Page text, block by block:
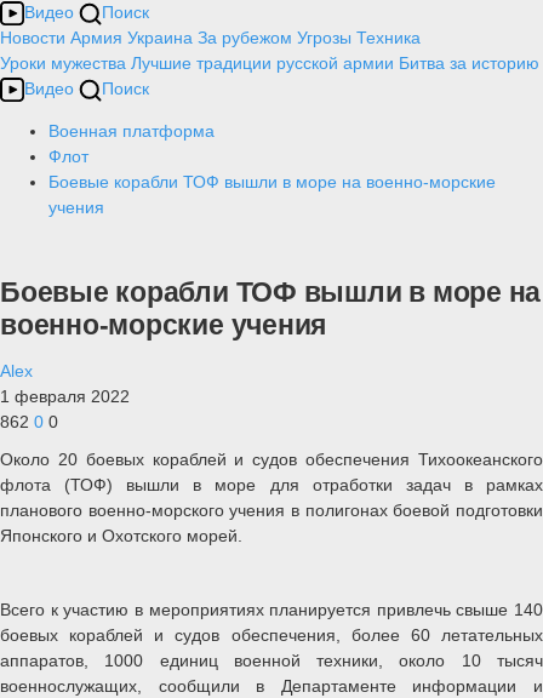
Видео
Поиск
Новости Армия Украина За рубежом Угрозы Техника
Уроки мужества Лучшие традиции русской армии Битва за историю
Видео
Поиск
Военная платформа
Флот
Боевые корабли ТОФ вышли в море на военно-морские
учения
Боевые корабли ТОФ вышли в море на
военно-морские учения
Alex
1 февраля 2022
862 0 0
Около 20 боевых кораблей и судов обеспечения Тихоокеанского
флота (ТОФ) вышли в море для отработки задач в рамках
планового военно-морского учения в полигонах боевой подготовки
Японского и Охотского морей.
Всего к участию в мероприятиях планируется привлечь свыше 140
боевых кораблей и судов обеспечения, более 60 летательных
аппаратов, 1000 единиц военной техники, около 10 тысяч
военнослужащих, сообщили в Департаменте информации и